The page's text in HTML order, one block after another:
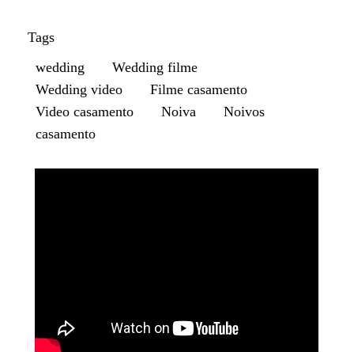
Tags
wedding
Wedding filme
Wedding video
Filme casamento
Video casamento
Noiva
Noivos
casamento